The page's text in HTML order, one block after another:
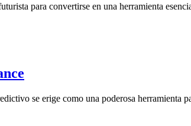
para convertirse en una herramienta
se erige como una poderosa herramienta